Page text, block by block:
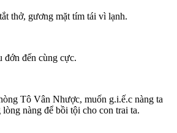
thở, gương mặt tím tái vì lạnh.
đớn đến cùng cực.
Tô Vân Nhược, muốn g.i.ế.c nàng ta
nàng để bồi tội cho con trai ta.